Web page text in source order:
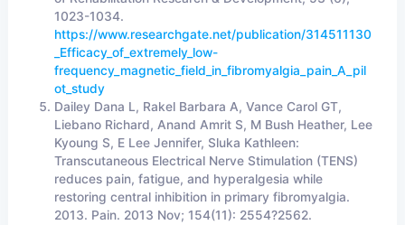
1023-1034.
https://www.researchgate.net/publication/314511130
_Efficacy_of_extremely_low-
frequency_magnetic_field_in_fibromyalgia_pain_A_pil
ot_study
Dailey Dana L, Rakel Barbara A, Vance Carol GT,
Liebano Richard, Anand Amrit S, M Bush Heather, Lee
Kyoung S, E Lee Jennifer, Sluka Kathleen:
Transcutaneous Electrical Nerve Stimulation (TENS)
reduces pain, fatigue, and hyperalgesia while
restoring central inhibition in primary fibromyalgia.
2013. Pain. 2013 Nov; 154(11): 2554?2562.